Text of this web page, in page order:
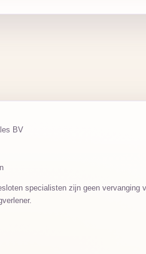
BV
specialisten zijn geen vervanging